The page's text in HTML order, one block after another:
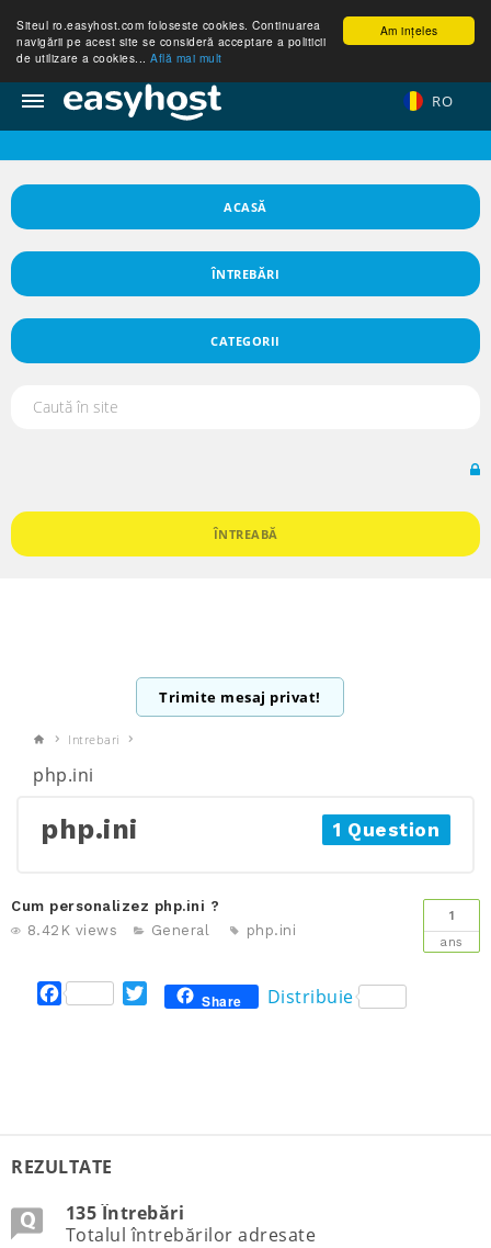
Am ințeles
Siteul ro.easyhost.com foloseste cookies. Continuarea
navigării pe acest site se consideră acceptare a politicii
de utilizare a cookies... Află mai mult
RO
ACASĂ
ÎNTREBĂRI
CATEGORII
ÎNTREABĂ
Trimite mesaj privat!
Intrebari
php.ini
php.ini 1 Question
1
ans
Cum personalizez php.ini ?
8.42K views
General php.ini
F
k
Share Distribuie
REZULTATE
135 Întrebări
Totalul întrebărilor adresate